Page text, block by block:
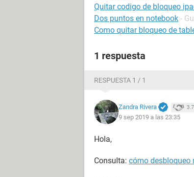
Quitar codigo de bloqueo
Dos puntos en notebook -
Como quitar bloqueo de
1 respuesta
RESPUESTA 1 / 1
Zandra Rivera
9 sep 2019 a las 23:35
Hola,
Consulta: cómo desbloqueo